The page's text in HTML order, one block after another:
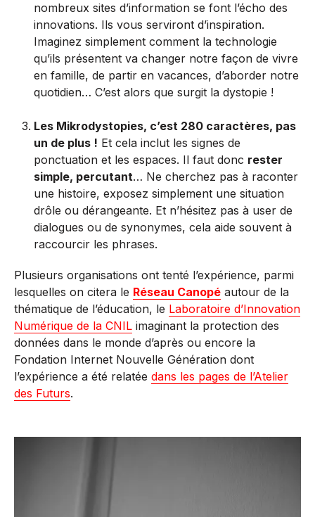
nombreux sites d’information se font l’écho des
innovations. Ils vous serviront d’inspiration.
Imaginez simplement comment la technologie
qu’ils présentent va changer notre façon de vivre
en famille, de partir en vacances, d’aborder notre
quotidien… C’est alors que surgit la dystopie !
Les Mikrodystopies, c’est 280 caractères, pas
un de plus ! Et cela inclut les signes de
ponctuation et les espaces. Il faut donc rester
simple, percutant… Ne cherchez pas à raconter
une histoire, exposez simplement une situation
drôle ou dérangeante. Et n’hésitez pas à user de
dialogues ou de synonymes, cela aide souvent à
raccourcir les phrases.
Plusieurs organisations ont tenté l’expérience, parmi
lesquelles on citera le Réseau Canopé autour de la
thématique de l’éducation, le Laboratoire d’Innovation
Numérique de la CNIL imaginant la protection des
données dans le monde d’après ou encore la
Fondation Internet Nouvelle Génération dont
l’expérience a été relatée dans les pages de l’Atelier
des Futurs.